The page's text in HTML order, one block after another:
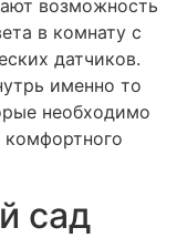
возможность
в комнату с
датчиков.
именно то
необходимо
комфортного
сад